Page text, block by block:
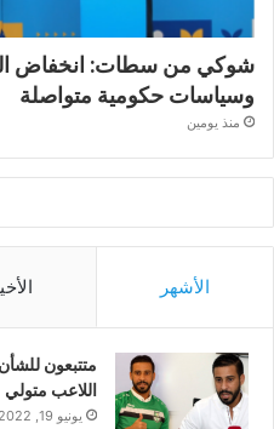
شوكي من سطات: انخفاض
وسياسات حكومية متواصلة
منذ يومين
الأشهر
متتبعون
اللاعب متولي
يونيو 19, 2022